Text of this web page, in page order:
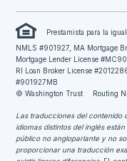
Prestamista para la
NMLS #901927, MA Mortgage
Mortgage Lender License
RI Loan Broker License
#901927MB
© Washington Trust
Routing
Las traducciones del contenido
idiomas distintos del inglés
público no angloparlante y no
proporcionar una traducción